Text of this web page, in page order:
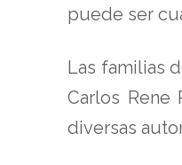
puede ser
Las familias
Carlos Rene
diversas